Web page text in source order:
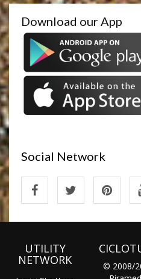
Download our App
Social Network
UTILITY
NETWORK
© 2008/